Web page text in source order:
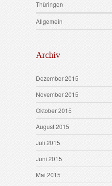
Thüringen
Allgemein
Archiv
Dezember 2015
November 2015
Oktober 2015
August 2015
Juli 2015
Juni 2015
Mai 2015